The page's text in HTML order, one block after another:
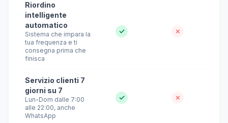
Riordino
intelligente
automatico
Sistema che impara la
tua frequenza e ti
consegna prima che
finisca
✓ ✗
Servizio clienti 7
giorni su 7
Lun-Dom dalle 7:00
alle 22:00, anche
WhatsApp
✓ ✗